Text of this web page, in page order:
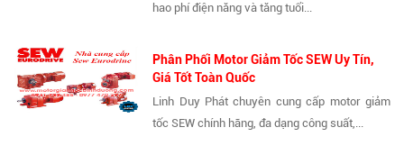
hao phí điện năng và tăng tuổi...
Phân Phối Motor Giảm Tốc SEW Uy Tín,
Giá Tốt Toàn Quốc
Linh Duy Phát chuyên cung cấp motor giảm
tốc SEW chính hãng, đa dạng công suất,...